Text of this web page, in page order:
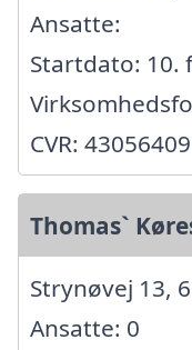
Ansatte:
Startdato: 10.
CVR: 43056409
Thomas`
Strynøvej 13,
Ansatte: 0